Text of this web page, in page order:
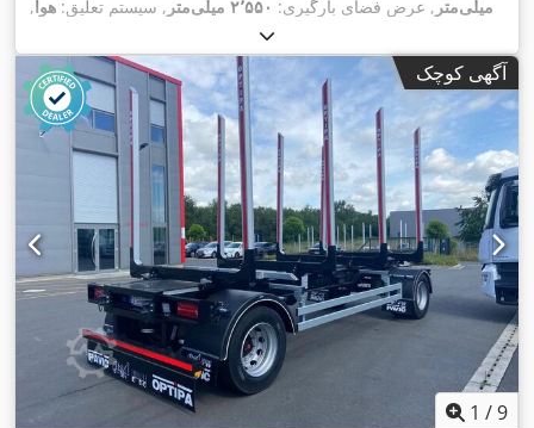
میلی‌متر , عرض فضای بارگیری: ۲٬۵۵۰ میلی‌متر , سیستم تعلیق: هوا,
سایز تایر:
آگهی کوچک
1 /9